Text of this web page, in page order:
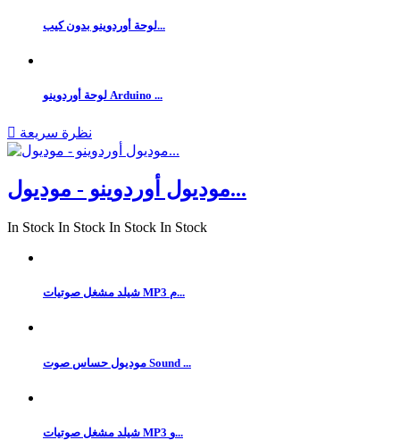
لوحة أوردوينو بدون كيب...
لوحة أوردوينو Arduino ...
 نظرة سريعة
موديول أوردوينو - موديول...
In Stock In Stock In Stock In Stock
شيلد مشغل صوتيات MP3 م...
موديول حساس صوت Sound ...
شيلد مشغل صوتيات MP3 و...